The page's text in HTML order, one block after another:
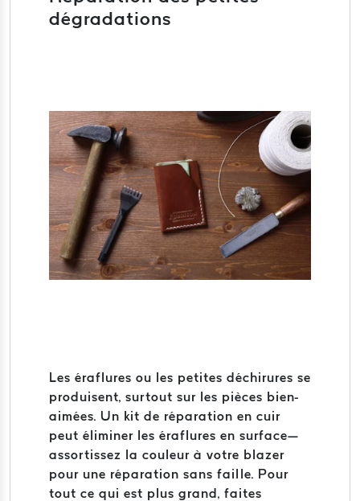
dégradations
Les éraflures ou les petites déchirures se
produisent, surtout sur les pièces bien-
aimées. Un kit de réparation en cuir
peut éliminer les éraflures en surface—
assortissez la couleur à votre blazer
pour une réparation sans faille. Pour
tout ce qui est plus grand, faites